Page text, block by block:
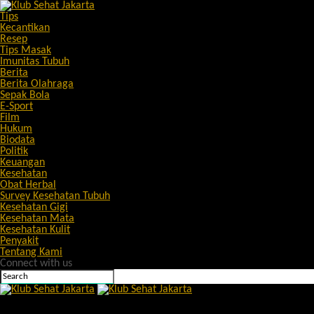
Tips
Kecantikan
Resep
Tips Masak
Imunitas Tubuh
Berita
Berita Olahraga
Sepak Bola
E-Sport
Film
Hukum
Biodata
Politik
Keuangan
Kesehatan
Obat Herbal
Survey Kesehatan Tubuh
Kesehatan Gigi
Kesehatan Mata
Kesehatan Kulit
Penyakit
Tentang Kami
Connect with us